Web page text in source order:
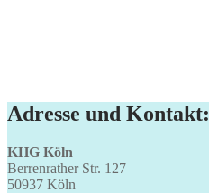
Adresse und Kontakt:
KHG Köln
Berrenrather Str. 127
50937 Köln